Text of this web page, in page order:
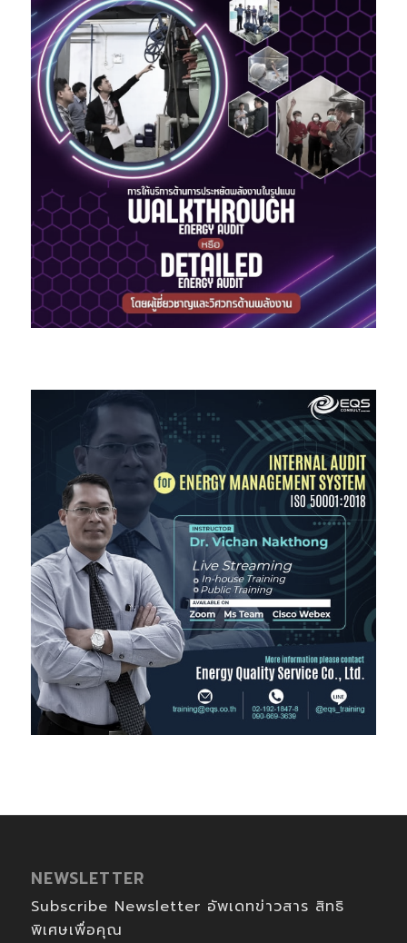
NEWSLETTER
Subscribe Newsletter อัพเดทข่าวสาร สิทธิ
พิเศษเพื่อคุณ